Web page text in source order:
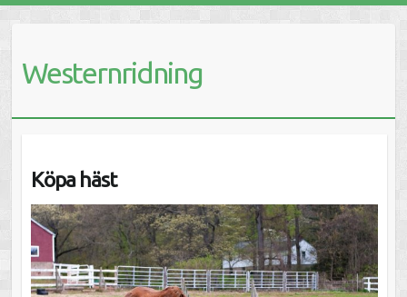
Westernridning
Köpa häst